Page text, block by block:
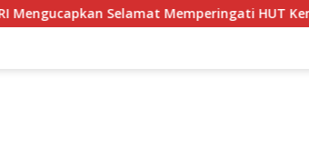
Memperingati HUT Kemerdekaan RI Ke-80